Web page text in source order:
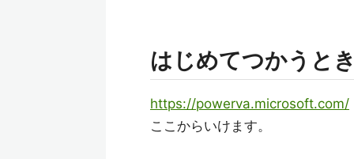
はじめてつかうと
https://powerva.microsoft.com/
ここからいけます。